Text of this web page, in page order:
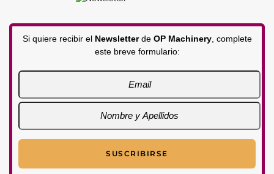
Si quiere recibir el Newsletterde OP Machinery, complete
este breve formulario: